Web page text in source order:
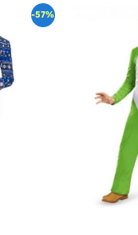
-57%